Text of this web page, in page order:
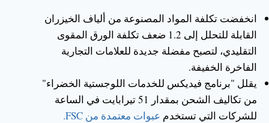
انخفضت تكلفة المواد المصنوعة من ألياف الخيزران
القابلة للتحلل إلى 1.2 ضعف تكلفة الورق المقوى
التقليدي، لتصبح مفضلة جديدة للعلامات التجارية
الفاخرة الخفيفة.
يقلل "برنامج فيديكس للخدمات اللوجستية الخضراء"
من تكاليف الشحن بمقدار 51 تيرابايت في الساعة
للشركات التي تستخدم عبوات معتمدة من FSC.